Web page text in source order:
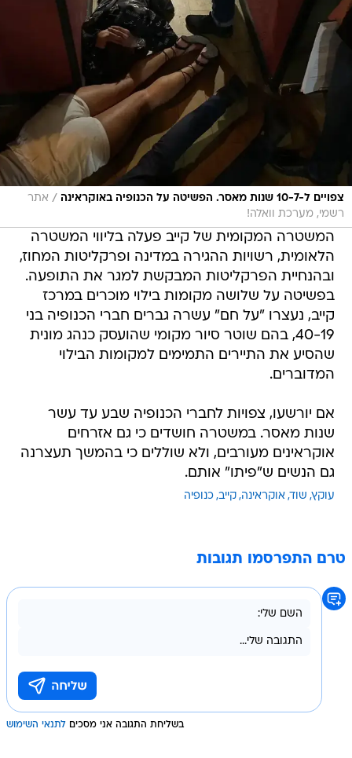
צפויים ל-10-7 שנות מאסר. הפשיטה על הכנופיה באוקראינה / אתר
רשמי, מערכת וואלה!
המשטרה המקומית של קייב פעלה בליווי המשטרה
הלאומית, רשויות ההגירה במדינה ופרקליטות המחוז,
ובהנחיית הפרקליטות המבקשת למגר את התופעה.
בפשיטה על שלושה מקומות בילוי מוכרים במרכז
קייב, נעצרו "על חם" עשרה גברים חברי הכנופיה בני
40-19, בהם שוטר סיור מקומי שהועסק כנהג מונית
שהסיע את התיירים התמימים למקומות הבילוי
המדוברים.
אם יורשעו, צפויות לחברי הכנופיה שבע עד עשר
שנות מאסר. במשטרה חושדים כי גם אזרחים
אוקראינים מעורבים, ולא שוללים כי בהמשך תעצרנה
גם הנשים ש"פיתו" אותם.
עוקץ שוד אוקראינה קייב כנופיה
טרם התפרסמו תגובות
בשליחת התגובה אני מסכים לתנאי השימוש